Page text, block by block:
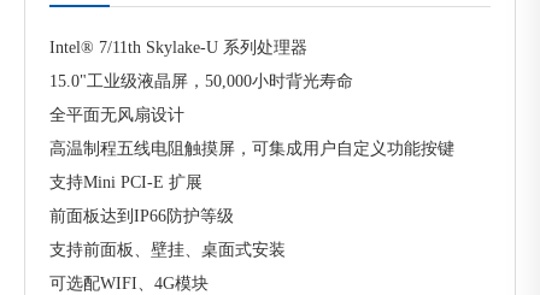
Intel® 7/11th Skylake-U 系列处理器
15.0"工业级液晶屏，50,000小时背光寿命
全平面无风扇设计
高温制程五线电阻触摸屏，可集成用户自定义功能按键
支持Mini PCI-E 扩展
前面板达到IP66防护等级
支持前面板、壁挂、桌面式安装
可选配WIFI、4G模块